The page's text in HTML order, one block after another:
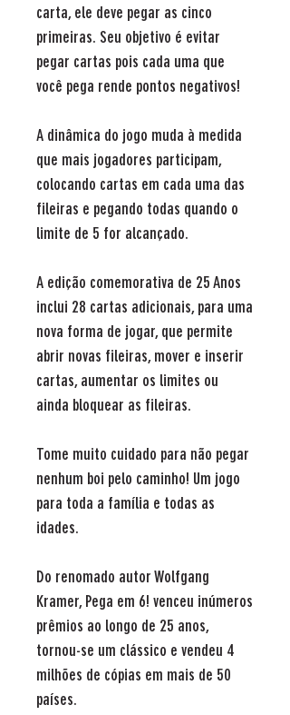
carta, ele deve pegar as cinco
primeiras. Seu objetivo é evitar
pegar cartas pois cada uma que
você pega rende pontos negativos!
A dinâmica do jogo muda à medida
que mais jogadores participam,
colocando cartas em cada uma das
fileiras e pegando todas quando o
limite de 5 for alcançado.
A edição comemorativa de 25 Anos
inclui 28 cartas adicionais, para uma
nova forma de jogar, que permite
abrir novas fileiras, mover e inserir
cartas, aumentar os limites ou
ainda bloquear as fileiras.
Tome muito cuidado para não pegar
nenhum boi pelo caminho! Um jogo
para toda a família e todas as
idades.
Do renomado autor Wolfgang
Kramer, Pega em 6! venceu inúmeros
prêmios ao longo de 25 anos,
tornou-se um clássico e vendeu 4
milhões de cópias em mais de 50
países.